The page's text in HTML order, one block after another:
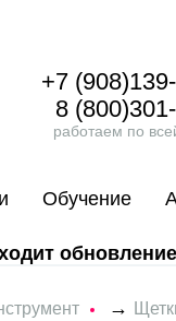
+7
8
работаем по
Обучение
→